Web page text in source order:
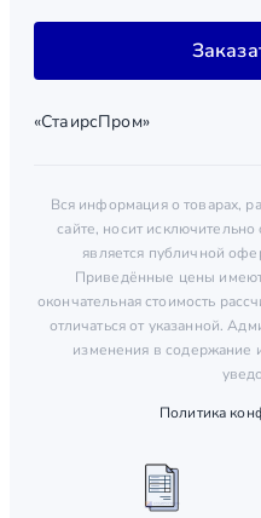
«СтаирсПром»
Вся информация о товарах,
сайте, носит
является публичной
Приведённые цены
окончательная стоимость
отличаться от указанной.
изменения в содержание
Политика